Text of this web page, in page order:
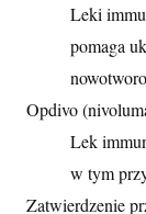
Leki
pomaga
Opdivo
Lek
w tym
Zatwierdzenie